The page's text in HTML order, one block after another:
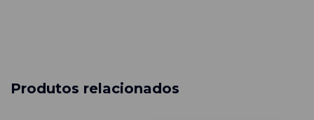
Produtos relacionados